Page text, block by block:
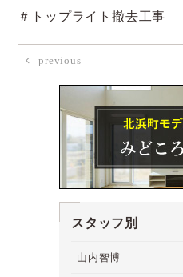
＃トップライト撤去工事
previous
スタッフ別
山内智博